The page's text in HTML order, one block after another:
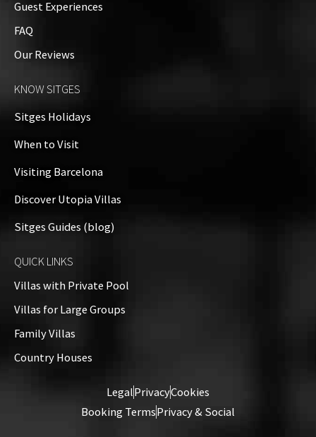
Guest Experiences
FAQ
Our Reviews
KNOW SITGES
Sitges Holidays
When to Visit
Visiting Barcelona
Discover Utopia Villas
Sitges Guides (blog)
QUICK LINKS
Villas with Private Pool
Villas for Large Groups
Family Villas
Country Houses
LegalPrivacyCookies
Booking TermsPrivacy & Social